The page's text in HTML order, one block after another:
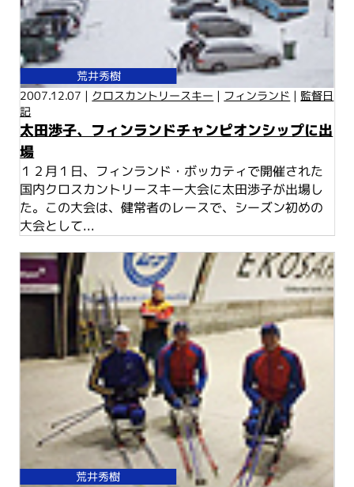
荒井秀樹
2007.12.07 | クロスカントリースキー | フィンランド | 監督日
記
太田渉子、フィンランドチャンピオンシップに出
場
１２月１日、フィンランド・ボッカティで開催された
国内クロスカントリースキー大会に太田渉子が出場し
た。この大会は、健常者のレースで、シーズン初めの
大会として...
荒井秀樹